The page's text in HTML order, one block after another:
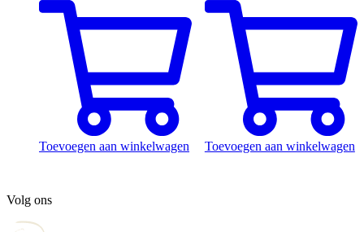
Toevoegen aan winkelwagen Toevoegen aan winkelwagen
Volg ons